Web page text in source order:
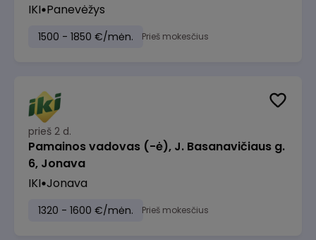
IKI Panevėžys
1500 - 1850 €/mėn. Prieš mokesčius
prieš 2 d.
Pamainos vadovas (-ė), J. Basanavičiaus g.
6, Jonava
IKI Jonava
1320 - 1600 €/mėn. Prieš mokesčius